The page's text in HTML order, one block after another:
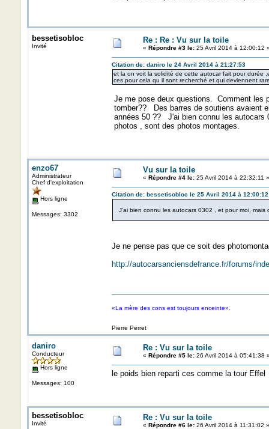
bessetisobloc
Invité
Re : Re : Vu sur la toile
« Répondre #3 le:25 Avril 2014 à 12:00:12
Citation de: daniro le 24 Avril 2014 à 21:27:53
et la on voit la solidité de cette autocar fait pour
ces pour cela qu il sont recherché et qui deviennent
Je me pose deux questions. Comment les
tomber?? Des barres de soutiens avaient
années 50 ?? J'ai bien connu les autocars
photos , sont des photos montages.
enzo67
Administrateur
Chef d'exploitation
Hors ligne
Messages: 3302
Vu sur la toile
« Répondre #4 le:25 Avril 2014 à 22:32:11 »
Citation de: bessetisobloc le 25 Avril 2014 à 12:00:12
J'ai bien connu les autocars 0302 , et pour moi,
Je ne pense pas que ce soit des
http://autocarsanciensdefrance.fr/forums/
«La mère des cons est toujours enceinte».
Pierre Perret
daniro
Conducteur
Hors ligne
Messages: 100
Re : Vu sur la toile
« Répondre #5 le:26 Avril 2014 à 05:41:38
le poids bien reparti ces comme la tour
bessetisobloc
Invité
Re : Vu sur la toile
« Répondre #6 le:26 Avril 2014 à 11:31:02 »